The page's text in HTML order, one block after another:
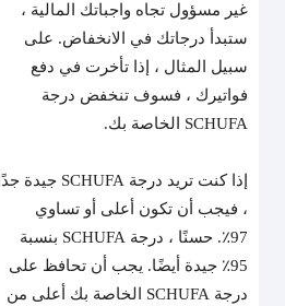
غير مسؤول تجاه واجباتك المالية ،
ستبدأ درجاتك في الانخفاض. على
سبيل المثال ، إذا تأخرت في دفع
فواتيرك ، فسوف تنخفض درجة
SCHUFA الخاصة بك.
إذا كنت تريد درجة SCHUFA جيدة جدًا
، فيجب أن تكون أعلى أو تساوي
97٪. حسنًا ، درجة SCHUFA بنسبة
95٪ جيدة أيضًا. يجب أن تحافظ على
درجة SCHUFA الخاصة بك أعلى من